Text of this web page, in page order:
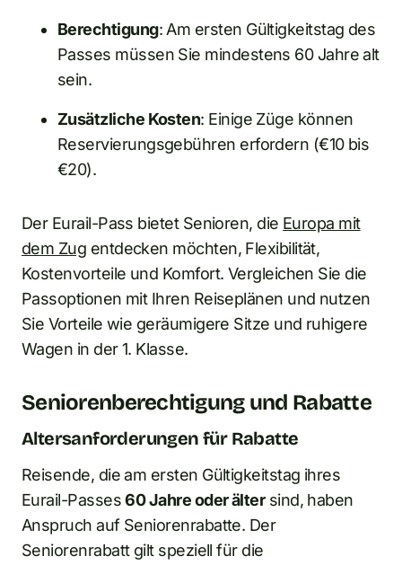
Berechtigung: Am ersten Gültigkeitstag des
Passes müssen Sie mindestens 60 Jahre alt
sein.
Zusätzliche Kosten: Einige Züge können
Reservierungsgebühren erfordern (€10 bis
€20).
Der Eurail-Pass bietet Senioren, die Europa mit
dem Zug entdecken möchten, Flexibilität,
Kostenvorteile und Komfort. Vergleichen Sie die
Passoptionen mit Ihren Reiseplänen und nutzen
Sie Vorteile wie geräumigere Sitze und ruhigere
Wagen in der 1. Klasse.
Seniorenberechtigung und Rabatte
Altersanforderungen für Rabatte
Reisende, die am ersten Gültigkeitstag ihres
Eurail-Passes60 Jahre oder ältersind, haben
Anspruch auf Seniorenrabatte. Der
Seniorenrabatt gilt speziell für die